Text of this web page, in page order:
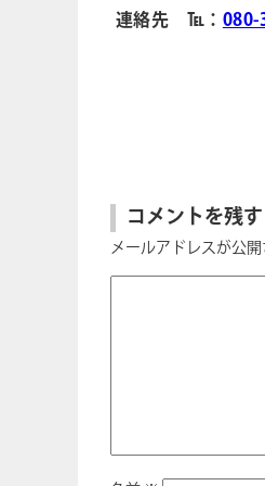
連絡先 ℡：080-
コメントを残す
メールアドレスが公開